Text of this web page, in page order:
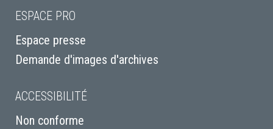
ESPACE PRO
Espace presse
Demande d'images d'archives
ACCESSIBILITÉ
Non conforme